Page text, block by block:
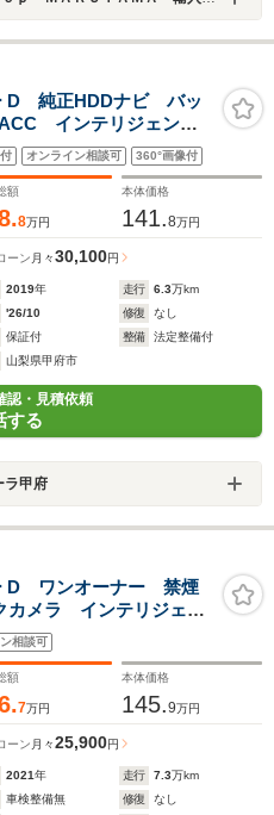
D 純正HDDナビ バッ
インテリジェント
セス LEDヘッドライ
ライト 純正18インチ
オンライン相談可 360°画像付
額
8万円
本体価格
141.8万円
ーン 月々30,100円
2019年 走行 6.3万km
'26/10 修復
なし
保証付 整備
法定整備付
山梨県甲府市
認・見積依頼
する
ラ甲府
D ワンオーナー 禁煙
メラ インテリジェン
ルーズコントロール
クリアランスソナー
相談可
額
7万円
本体価格
145.9万円
ーン 月々25,900円
2021年 走行 7.3万km
車検整備無 修復
なし